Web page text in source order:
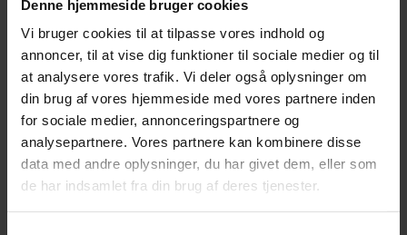
Denne hjemmeside bruger cookies
Vi bruger cookies til at tilpasse vores indhold og
annoncer, til at vise dig funktioner til sociale medier og til
at analysere vores trafik. Vi deler også oplysninger om
din brug af vores hjemmeside med vores partnere inden
for sociale medier, annonceringspartnere og
analysepartnere. Vores partnere kan kombinere disse
data med andre oplysninger, du har givet dem, eller som
de har indsamlet fra din brug af deres tjenester.
Hvordan booker jeg mig på hold?
Hvad går holdene ud på?
Hvordan ser jeg dagens program?